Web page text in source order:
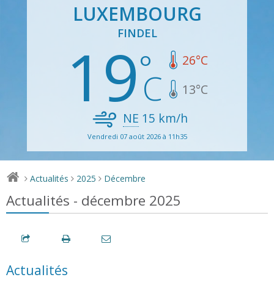
LUXEMBOURG
FINDEL
19 26°C
13°C
NE 15 km/h
Vendredi 07 août 2026 à 11h35
> Actualités > 2025 > Décembre
Actualités - décembre 2025
Actualités